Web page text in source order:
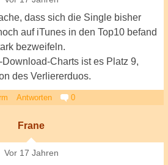
dass sich die Single bisher
auf iTunes in den Top10 befand
bezweifeln.
Charts ist es Platz 9,
des Verliererduos.
Antworten 0
Frane
Vor 17 Jahren